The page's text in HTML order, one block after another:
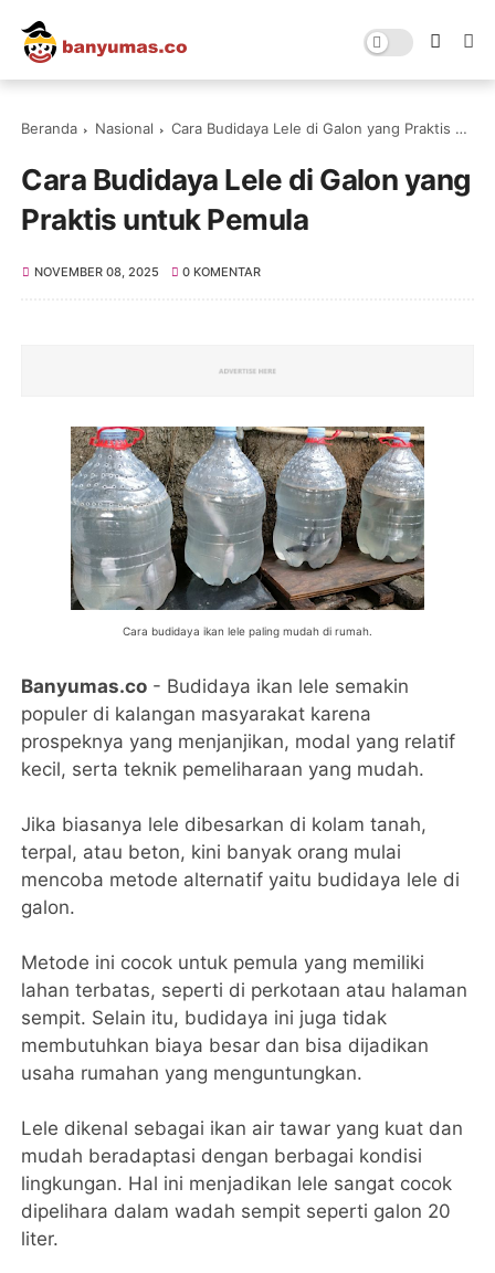
Beranda Nasional Cara Budidaya Lele di Galon yang Praktis untuk Pemula
Cara Budidaya Lele di Galon yang
Praktis untuk Pemula
NOVEMBER 08, 2025 0 KOMENTAR
Cara budidaya ikan lele paling mudah di rumah.
Banyumas.co - Budidaya ikan lele semakin
populer di kalangan masyarakat karena
prospeknya yang menjanjikan, modal yang relatif
kecil, serta teknik pemeliharaan yang mudah.
Jika biasanya lele dibesarkan di kolam tanah,
terpal, atau beton, kini banyak orang mulai
mencoba metode alternatif yaitu budidaya lele di
galon.
Metode ini cocok untuk pemula yang memiliki
lahan terbatas, seperti di perkotaan atau halaman
sempit. Selain itu, budidaya ini juga tidak
membutuhkan biaya besar dan bisa dijadikan
usaha rumahan yang menguntungkan.
Lele dikenal sebagai ikan air tawar yang kuat dan
mudah beradaptasi dengan berbagai kondisi
lingkungan. Hal ini menjadikan lele sangat cocok
dipelihara dalam wadah sempit seperti galon 20
liter.